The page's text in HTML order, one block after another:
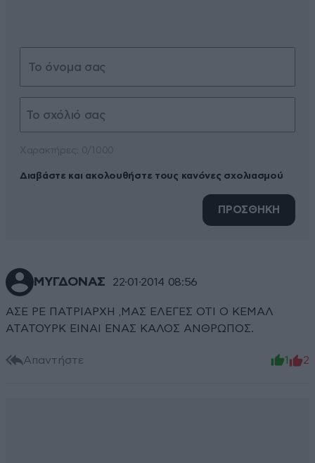
Διαβάστε και ακολουθήστε τους κανόνες σχολιασμού
ΠΡΟΣΘΗΚΗ
ΜΥΓΔΟΝΑΣ 22·01·2014 08:56
ΑΣΕ ΡΕ ΠΑΤΡΙΑΡΧΗ ,ΜΑΣ ΕΛΕΓΕΣ ΟΤΙ Ο ΚΕΜΑΛ
ΑΤΑΤΟΥΡΚ ΕΙΝΑΙ ΕΝΑΣ ΚΑΛΟΣ ΑΝΘΡΩΠΟΣ.
Απαντήστε 1 2